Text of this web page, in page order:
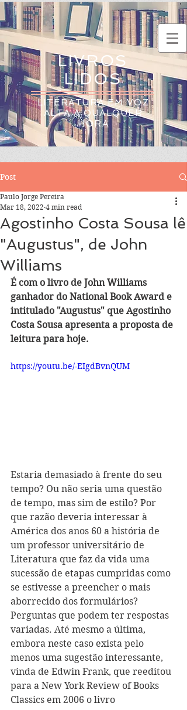
LIVROS
LIDOS
LITERATURA EM VOZ
ALTA A QUALQUER
HORA
Post
Agostinho Costa Sousa lê
"Augustus", de John
Williams
Paulo Jorge Pereira
Mar 18, 2022 4 min read
É com o livro de John Williams
ganhador do National Book Award e
intitulado "Augustus" que Agostinho
Costa Sousa apresenta a proposta de
leitura para hoje.
https://youtu.be/-EIgdBvnQUM
Estaria demasiado à frente do seu
tempo? Ou não seria uma questão
de tempo, mas sim de estilo? Por
que razão deveria interessar à
América dos anos 60 a história de
um professor universitário de
Literatura que faz da vida uma
sucessão de etapas cumpridas como
se estivesse a preencher o mais
aborrecido dos formulários?
Perguntas que podem ter respostas
variadas. Até mesmo a última,
embora neste caso exista pelo
menos uma sugestão interessante,
vinda de Edwin Frank, que reeditou
para a New York Review of Books
Classics em 2006 o livro